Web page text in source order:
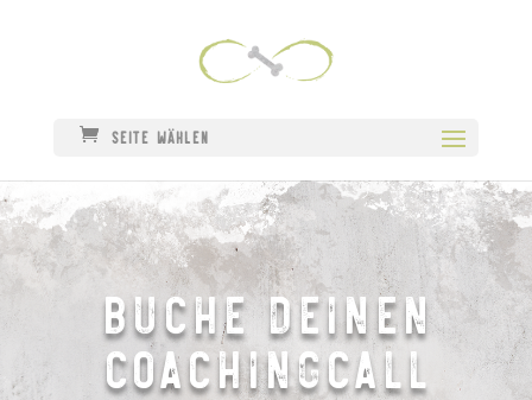
Seite wählen
Buche deinen
Coachingcall